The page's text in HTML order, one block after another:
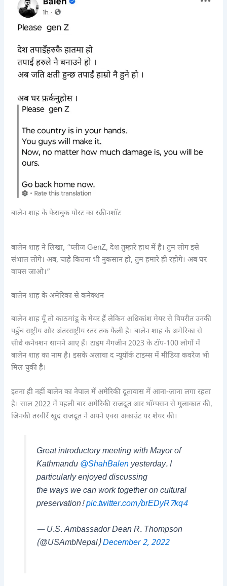
बालेन शाह के फेसबुक पोस्ट का स्क्रीनशॉट
बालेन शाह ने लिखा, “प्लीज GenZ, देश तुम्हारे हाथ में है। तुम लोग इसे
संभाल लोगे। अब, चाहे कितना भी नुकसान हो, तुम हमारे ही रहोगे। अब घर
वापस जाओ।”
बालेन शाह के अमेरिका से कनेक्शन
बालेन शाह यूँ तो काठमांडू के मेयर हैं लेकिन अधिकांश मेयर से विपरीत उनकी
पहुँच राष्ट्रीय और अंतरराष्ट्रीय स्तर तक फैली है। बालेन शाह के अमेरिका से
सीधे कनेक्शन सामने आए हैं। टाइम मैगजीन 2023 के टॉप-100 लोगों में
बालेन शाह का नाम है। इसके अलावा द न्यूयॉर्क टाइम्स में मीडिया कवरेज भी
मिल चुकी है।
इतना ही नहीं बालेन का नेपाल में अमेरिकी दूतावास में आना-जाना लगा रहता
है। साल 2022 में पहली बार अमेरिकी राजदूत आर थॉम्पसन से मुलाकात की,
जिनकी तस्वीरें खुद राजदूत ने अपने एक्स अकाउंट पर शेयर की।
Great introductory meeting with Mayor of
Kathmandu @ShahBalenyesterday. I
particularly enjoyed discussing
the ways we can work together on cultural
preservation!pic.twitter.com/brEDyR7kq4
— U.S. Ambassador Dean R. Thompson
(@USAmbNepal)December 2, 2022